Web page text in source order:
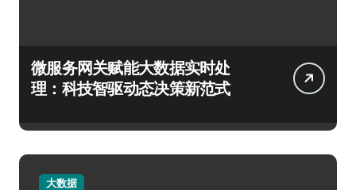
微服务网关赋能大数据实时处
理：科技智驱动态决策新范式
大数据